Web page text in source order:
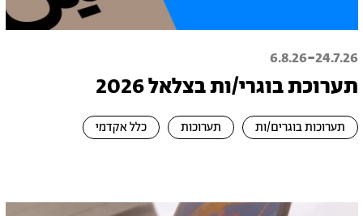
24.7.26
-
6.8.26
תערוכת בוגרי/ות בצלאל 2026
תערוכות בוגרים/ות תערוכות כלל אקדמי